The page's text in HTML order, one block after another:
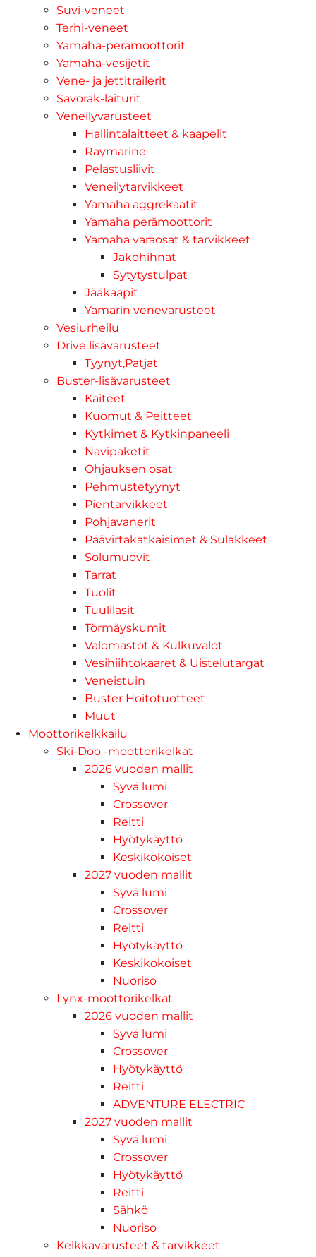
Suvi-veneet
Terhi-veneet
Yamaha-perämoottorit
Yamaha-vesijetit
Vene- ja jettitrailerit
Savorak-laiturit
Veneilyvarusteet
Hallintalaitteet & kaapelit
Raymarine
Pelastusliivit
Veneilytarvikkeet
Yamaha aggrekaatit
Yamaha perämoottorit
Yamaha varaosat & tarvikkeet
Jakohihnat
Sytytystulpat
Jääkaapit
Yamarin venevarusteet
Vesiurheilu
Drive lisävarusteet
Tyynyt,Patjat
Buster-lisävarusteet
Kaiteet
Kuomut & Peitteet
Kytkimet & Kytkinpaneeli
Navipaketit
Ohjauksen osat
Pehmustetyynyt
Pientarvikkeet
Pohjavanerit
Päävirtakatkaisimet & Sulakkeet
Solumuovit
Tarrat
Tuolit
Tuulilasit
Törmäyskumit
Valomastot & Kulkuvalot
Vesihiihtokaaret & Uistelutargat
Veneistuin
Buster Hoitotuotteet
Muut
Moottorikelkkailu
Ski-Doo -moottorikelkat
2026 vuoden mallit
Syvä lumi
Crossover
Reitti
Hyötykäyttö
Keskikokoiset
2027 vuoden mallit
Syvä lumi
Crossover
Reitti
Hyötykäyttö
Keskikokoiset
Nuoriso
Lynx-moottorikelkat
2026 vuoden mallit
Syvä lumi
Crossover
Hyötykäyttö
Reitti
ADVENTURE ELECTRIC
2027 vuoden mallit
Syvä lumi
Crossover
Hyötykäyttö
Reitti
Sähkö
Nuoriso
Kelkkavarusteet & tarvikkeet